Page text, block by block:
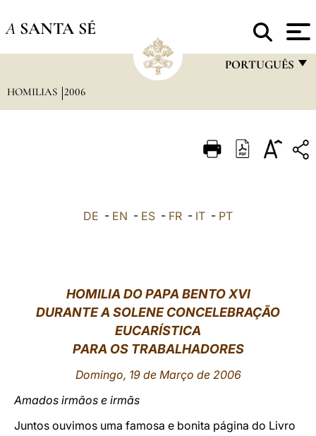
A SANTA SÉ
PORTUGUÊS
ITALIANO
中文
HOMILIAS 2006
DE - EN - ES - FR - IT - PT
HOMILIA DO PAPA BENTO XVI
DURANTE A SOLENE CONCELEBRAÇÃO
EUCARÍSTICA
PARA OS TRABALHADORES
Domingo, 19 de Março de 2006
Amados irmãos e irmãs
Juntos ouvimos uma famosa e bonita página do Livro